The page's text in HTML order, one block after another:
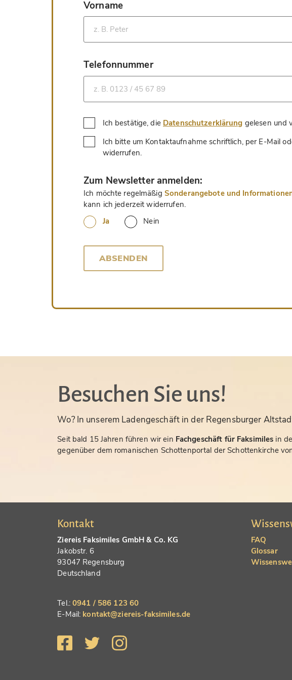
Vorname
*
Telefonnummer
*
Ich bestätige, die Datenschutzerklärung gelesen und
Ich bitte um Kontaktaufnahme schriftlich, per E-Mail
widerrufen.
Zum Newsletter anmelden:
Ich möchte regelmäßig Sonderangebote und
kann ich jederzeit widerrufen.
Ja
Nein
ABSENDEN
Besuchen Sie uns!
Wo? In unserem Ladengeschäft in der Regensburger
Seit bald 15 Jahren führen wir ein Fachgeschäft für Faksimiles in
gegenüber dem romanischen Schottenportal der Schottenkirche
Kontakt
Ziereis Faksimiles GmbH & Co. KG
Jakobstr. 6
93047 Regensburg
Deutschland
Tel.:0941 / 586 123 60
E-Mail: kontakt@ziereis-faksimiles.de
FAQ
Glossar